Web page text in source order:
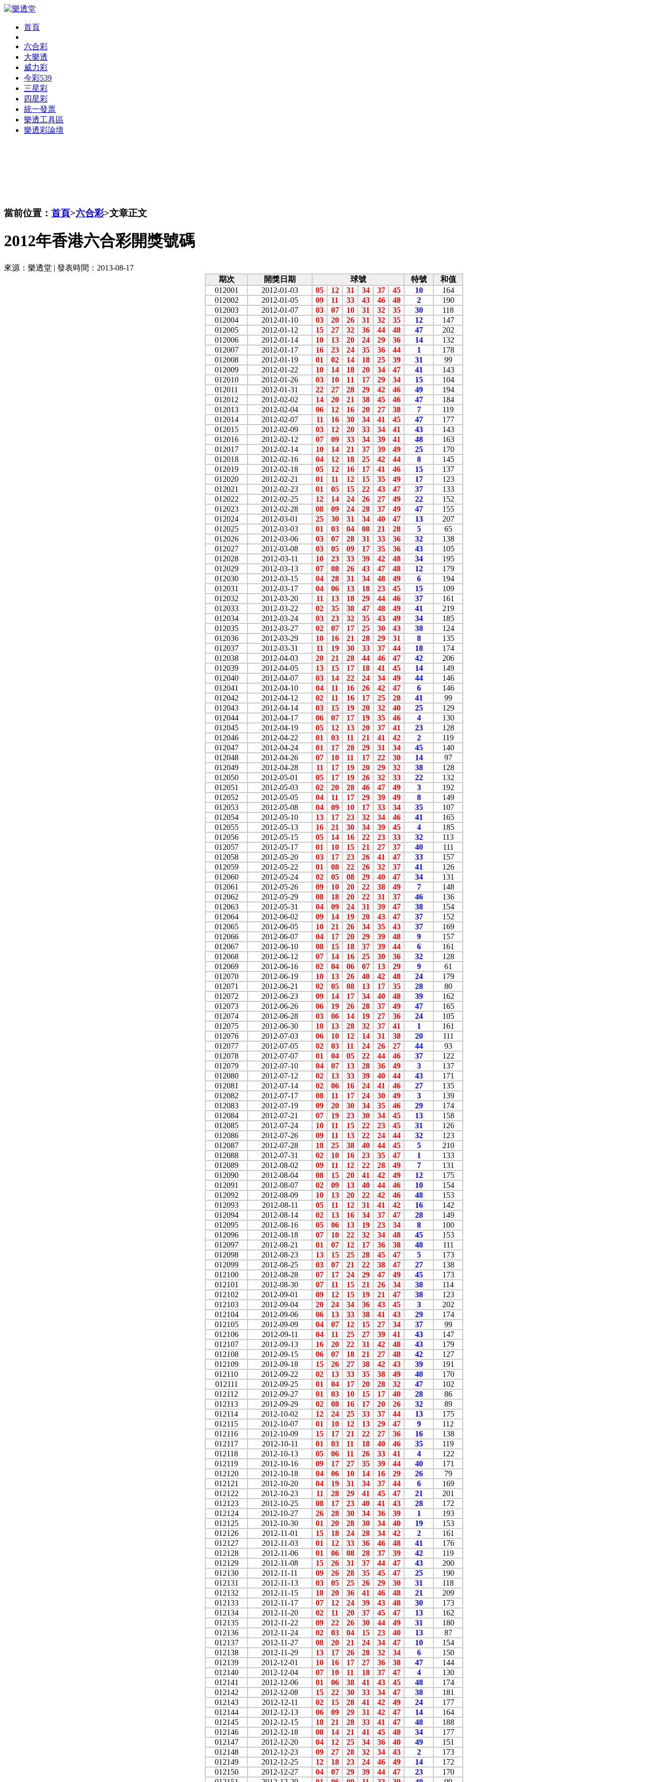
首頁
六合彩
大樂透
威力彩
今彩539
三星彩
四星彩
統一發票
樂透工具區
樂透彩論壇
當前位置： 首頁>六合彩>文章正文
2012年香港六合彩開獎號碼
來源：樂透堂 | 發表時間：2013-08-17
期次
開獎日期 球號 特號
和值
012001
2012-01-03 05 12 31 34 37 45 10
164
012002
2012-01-05 09 11 33 43 46 48 2
190
012003
2012-01-07 03 07 10 31 32 35 30
118
012004
2012-01-10 03 20 26 31 32 35 12
147
012005
2012-01-12 15 27 32 36 44 48 47
202
012006
2012-01-14 10 13 20 24 29 36 14
132
012007
2012-01-17 16 23 24 35 36 44 1
178
012008
2012-01-19 01 02 14 18 25 39 31
99
012009
2012-01-22 10 14 18 20 34 47 41
143
012010
2012-01-26 03 10 11 17 29 34 15
104
012011
2012-01-31 22 27 28 29 42 46 49
194
012012
2012-02-02 14 20 21 38 45 46 47
184
012013
2012-02-04 06 12 16 20 27 38 7
119
012014
2012-02-07 11 16 30 34 41 45 47
177
012015
2012-02-09 03 12 20 33 34 41 43
143
012016
2012-02-12 07 09 33 34 39 41 48
163
012017
2012-02-14 10 14 21 37 39 49 25
170
012018
2012-02-16 04 12 18 25 42 44 8
145
012019
2012-02-18 05 12 16 17 41 46 15
137
012020
2012-02-21 01 11 12 15 35 49 17
123
012021
2012-02-23 01 05 15 22 43 47 37
133
012022
2012-02-25 12 14 24 26 27 49 22
152
012023
2012-02-28 08 09 24 28 37 49 47
155
012024
2012-03-01 25 30 31 34 40 47 13
207
012025
2012-03-03 01 03 04 08 21 28 5
65
012026
2012-03-06 03 07 28 31 33 36 32
138
012027
2012-03-08 03 05 09 17 35 36 43
105
012028
2012-03-11 10 23 33 39 42 48 34
195
012029
2012-03-13 07 08 26 43 47 48 12
179
012030
2012-03-15 04 28 31 34 48 49 6
194
012031
2012-03-17 04 06 13 18 23 45 15
109
012032
2012-03-20 11 13 18 29 44 46 37
161
012033
2012-03-22 02 35 38 47 48 49 41
219
012034
2012-03-24 03 23 32 35 43 49 34
185
012035
2012-03-27 02 07 17 25 30 43 38
124
012036
2012-03-29 10 16 21 28 29 31 8
135
012037
2012-03-31 11 19 30 33 37 44 18
174
012038
2012-04-03 20 21 28 44 46 47 42
206
012039
2012-04-05 13 15 17 18 41 45 14
149
012040
2012-04-07 03 14 22 24 34 49 44
146
012041
2012-04-10 04 11 16 26 42 47 6
146
012042
2012-04-12 02 11 16 17 25 28 41
99
012043
2012-04-14 03 15 19 20 32 40 25
129
012044
2012-04-17 06 07 17 19 35 46 4
130
012045
2012-04-19 05 12 13 20 37 41 23
128
012046
2012-04-22 01 03 11 21 41 42 2
119
012047
2012-04-24 01 17 28 29 31 34 45
140
012048
2012-04-26 07 10 11 17 22 30 14
97
012049
2012-04-28 11 17 19 20 29 32 38
128
012050
2012-05-01 05 17 19 26 32 33 22
132
012051
2012-05-03 02 20 28 46 47 49 3
192
012052
2012-05-05 04 11 17 29 39 49 8
149
012053
2012-05-08 04 09 10 17 33 34 35
107
012054
2012-05-10 13 17 23 32 34 46 41
165
012055
2012-05-13 16 21 30 34 39 45 4
185
012056
2012-05-15 05 14 16 22 23 33 32
113
012057
2012-05-17 01 10 15 21 27 37 40
111
012058
2012-05-20 03 17 23 26 41 47 33
157
012059
2012-05-22 01 08 22 26 32 37 41
126
012060
2012-05-24 02 05 08 29 40 47 34
131
012061
2012-05-26 09 10 20 22 38 49 7
148
012062
2012-05-29 08 18 20 22 31 37 46
136
012063
2012-05-31 04 09 24 31 39 47 38
154
012064
2012-06-02 09 14 19 20 43 47 37
152
012065
2012-06-05 10 21 26 34 35 43 37
169
012066
2012-06-07 04 17 20 29 39 48 9
157
012067
2012-06-10 08 15 18 37 39 44 6
161
012068
2012-06-12 07 14 16 25 30 36 32
128
012069
2012-06-16 02 04 06 07 13 29 9
61
012070
2012-06-19 10 13 26 40 42 48 24
179
012071
2012-06-21 02 05 08 13 17 35 28
80
012072
2012-06-23 09 14 17 34 40 48 39
162
012073
2012-06-26 06 19 26 28 37 49 47
165
012074
2012-06-28 03 06 14 19 27 36 24
105
012075
2012-06-30 10 13 28 32 37 41 1
161
012076
2012-07-03 06 10 12 14 31 38 20
111
012077
2012-07-05 02 03 11 24 26 27 44
93
012078
2012-07-07 01 04 05 22 44 46 37
122
012079
2012-07-10 04 07 13 28 36 49 3
137
012080
2012-07-12 02 13 33 39 40 44 43
171
012081
2012-07-14 02 06 16 24 41 46 27
135
012082
2012-07-17 08 11 17 24 30 49 3
139
012083
2012-07-19 09 20 30 34 35 46 29
174
012084
2012-07-21 07 19 23 30 34 45 13
158
012085
2012-07-24 10 11 15 22 23 45 31
126
012086
2012-07-26 09 11 13 22 24 44 32
123
012087
2012-07-28 18 25 38 40 44 45 5
210
012088
2012-07-31 02 10 16 23 35 47 1
133
012089
2012-08-02 09 11 12 22 28 49 7
131
012090
2012-08-04 08 15 20 41 42 49 12
175
012091
2012-08-07 02 09 13 40 44 46 10
154
012092
2012-08-09 10 13 20 22 42 46 48
153
012093
2012-08-11 05 11 12 31 41 42 16
142
012094
2012-08-14 02 13 16 34 37 47 28
149
012095
2012-08-16 05 06 13 19 23 34 8
100
012096
2012-08-18 07 10 22 32 34 48 45
153
012097
2012-08-21 01 07 12 17 36 38 48
111
012098
2012-08-23 13 15 25 28 45 47 5
173
012099
2012-08-25 03 07 21 22 38 47 27
138
012100
2012-08-28 07 17 24 29 47 49 45
173
012101
2012-08-30 07 11 15 21 26 34 38
114
012102
2012-09-01 09 12 15 19 21 47 38
123
012103
2012-09-04 20 24 34 36 43 45 3
202
012104
2012-09-06 06 13 33 38 41 43 29
174
012105
2012-09-09 04 07 12 15 27 34 37
99
012106
2012-09-11 04 11 25 27 39 41 43
147
012107
2012-09-13 16 20 22 31 42 48 43
179
012108
2012-09-15 06 07 18 21 27 48 42
127
012109
2012-09-18 15 26 27 38 42 43 39
191
012110
2012-09-22 02 13 33 35 38 49 40
170
012111
2012-09-25 01 04 17 20 28 32 47
102
012112
2012-09-27 01 03 10 15 17 40 28
86
012113
2012-09-29 02 08 16 17 20 26 32
89
012114
2012-10-02 12 24 25 33 37 44 13
175
012115
2012-10-07 01 10 12 13 29 47 9
112
012116
2012-10-09 15 17 21 22 27 36 16
138
012117
2012-10-11 01 03 11 18 40 46 35
119
012118
2012-10-13 05 06 11 26 33 41 4
122
012119
2012-10-16 09 17 27 35 39 44 40
171
012120
2012-10-18 04 06 10 14 16 29 26
79
012121
2012-10-20 04 19 31 34 37 44 6
169
012122
2012-10-23 11 28 29 41 45 47 21
201
012123
2012-10-25 08 17 23 40 41 43 28
172
012124
2012-10-27 26 28 30 34 36 39 1
193
012125
2012-10-30 01 20 28 30 34 40 19
153
012126
2012-11-01 15 18 24 28 34 42 2
161
012127
2012-11-03 01 12 33 36 46 48 41
176
012128
2012-11-06 01 06 08 28 37 39 42
119
012129
2012-11-08 15 26 31 37 44 47 43
200
012130
2012-11-11 09 26 28 35 45 47 25
190
012131
2012-11-13 03 05 25 26 29 30 31
118
012132
2012-11-15 18 20 36 41 46 48 21
209
012133
2012-11-17 07 12 24 39 43 48 30
173
012134
2012-11-20 02 11 20 37 45 47 13
162
012135
2012-11-22 09 22 26 30 44 49 31
180
012136
2012-11-24 02 03 04 15 23 40 13
87
012137
2012-11-27 08 20 21 24 34 47 10
154
012138
2012-11-29 13 17 26 28 32 34 6
150
012139
2012-12-01 10 16 17 27 36 38 47
144
012140
2012-12-04 07 10 11 18 37 47 4
130
012141
2012-12-06 01 06 38 41 43 45 48
174
012142
2012-12-08 15 22 30 33 34 47 38
181
012143
2012-12-11 02 15 28 41 42 49 24
177
012144
2012-12-13 06 09 29 31 42 47 14
164
012145
2012-12-15 18 21 28 33 41 47 48
188
012146
2012-12-18 08 14 21 41 45 48 34
177
012147
2012-12-20 04 12 25 34 36 40 49
151
012148
2012-12-23 09 27 28 32 34 43 2
173
012149
2012-12-25 12 18 23 24 46 49 14
172
012150
2012-12-27 04 07 29 39 44 47 23
170